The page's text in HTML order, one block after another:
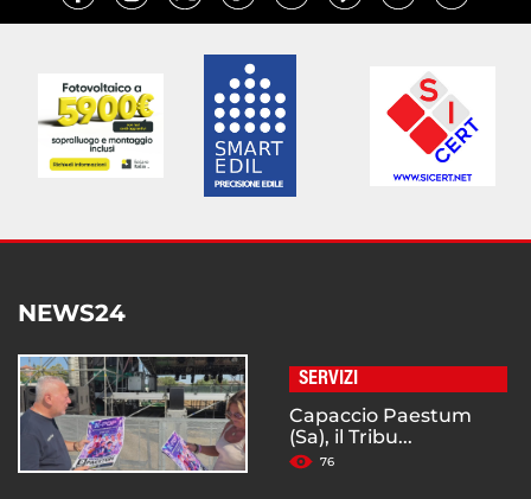
NEWS24
SERVIZI
Capaccio Paestum
(Sa), il Tribu...
76